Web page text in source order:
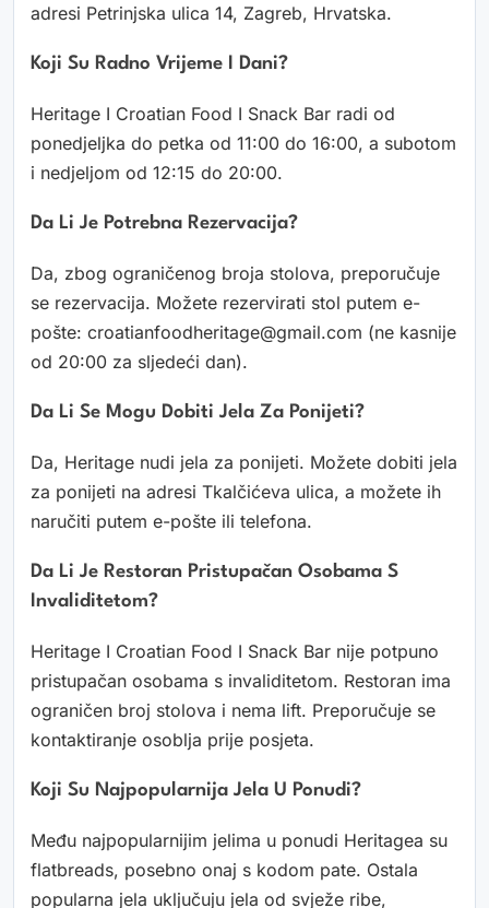
adresi Petrinjska ulica 14, Zagreb, Hrvatska.
Koji Su Radno Vrijeme I Dani?
Heritage I Croatian Food I Snack Bar radi od
ponedjeljka do petka od 11:00 do 16:00, a subotom
i nedjeljom od 12:15 do 20:00.
Da Li Je Potrebna Rezervacija?
Da, zbog ograničenog broja stolova, preporučuje
se rezervacija. Možete rezervirati stol putem e-
pošte: croatianfoodheritage@gmail.com (ne kasnije
od 20:00 za sljedeći dan).
Da Li Se Mogu Dobiti Jela Za Ponijeti?
Da, Heritage nudi jela za ponijeti. Možete dobiti jela
za ponijeti na adresi Tkalčićeva ulica, a možete ih
naručiti putem e-pošte ili telefona.
Da Li Je Restoran Pristupačan Osobama S
Invaliditetom?
Heritage I Croatian Food I Snack Bar nije potpuno
pristupačan osobama s invaliditetom. Restoran ima
ograničen broj stolova i nema lift. Preporučuje se
kontaktiranje osoblja prije posjeta.
Koji Su Najpopularnija Jela U Ponudi?
Među najpopularnijim jelima u ponudi Heritagea su
flatbreads, posebno onaj s kodom pate. Ostala
popularna jela uključuju jela od svježe ribe,